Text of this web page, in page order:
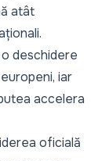
atât
deschidere
iar
accelera
oficială